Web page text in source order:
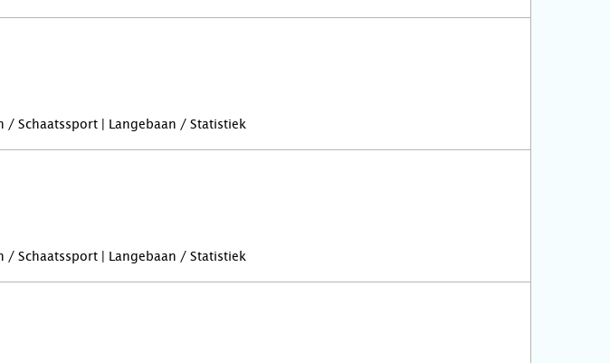
/ Schaatssport | Langebaan / Statistiek
/ Schaatssport | Langebaan / Statistiek